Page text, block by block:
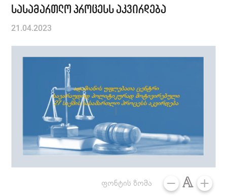
სასამართლო პროცესს აკვირდება
21.04.2023
ფონტის ზომა